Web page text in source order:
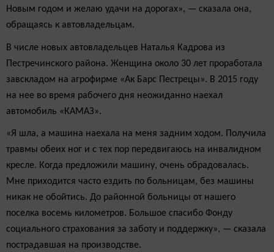
Новым годом и желаю удачи на дорогах», — сказала она,
обращаясь к автовладельцам.
В числе новых автовладельцев Наталья Кадрова из
Пестречинского района. Женщина около 30 лет проработала
завскладом на агрофирме «Ак Барс Пестрецы». В 2015 году
на нее во время рабочего дня неожиданно наехал
автомобиль «КАМАЗ».
«Я шла, а машина наехала на меня задним ходом. Получила
травмы обеих ног и с тех пор передвигаюсь на инвалидном
кресле. Когда предложили машину, очень обрадовалась.
Мне приходится часто ездить по больницам, без машины
никак не обойтись. До районной больницы от нашего
поселка восемь километров. Большое спасибо Фонду
социального страхования за заботу и поддержку», — сказала
пострадавшая на производстве.